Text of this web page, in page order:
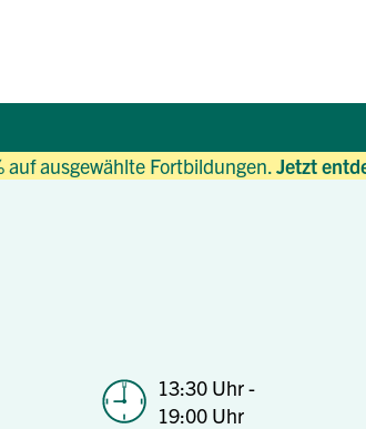
auf ausgewählte Fortbildungen.Jetzt
13:30 Uhr -
19:00 Uhr